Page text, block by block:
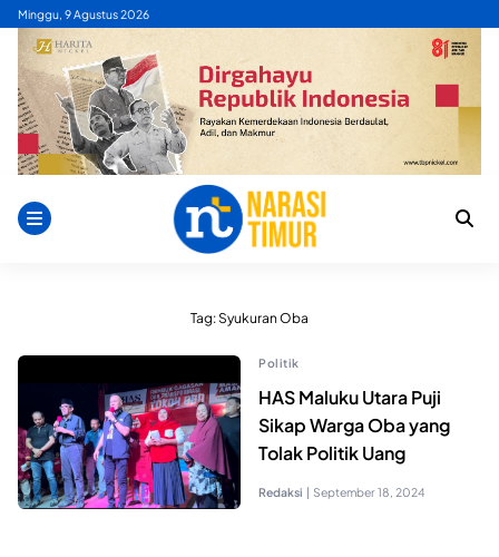
Skip
content
Minggu, 9 Agustus 2026
Tag:Syukuran Oba
Politik
HAS Maluku Utara Puji
Sikap Warga Oba yang
Tolak Politik Uang
Redaksi | September 18, 2024